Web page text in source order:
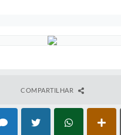
COMPARTILHAR